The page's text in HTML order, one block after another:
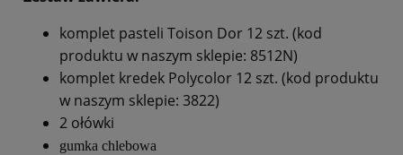
komplet pasteli Toison Dor 12 szt. (kod
produktu w naszym sklepie: 8512N)
komplet kredek Polycolor 12 szt. (kod produktu
w naszym sklepie: 3822)
2 ołówki
gumka chlebowa